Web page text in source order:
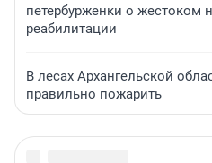
петербурженки о жестоком
реабилитации
В лесах Архангельской
правильно пожарить